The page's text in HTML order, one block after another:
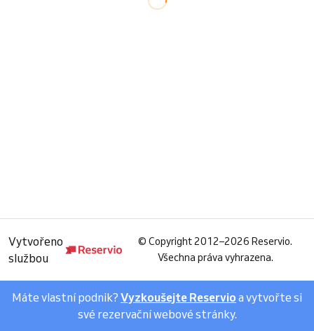
Vytvořeno
službou
© Copyright 2012–2026 Reservio.
Všechna práva vyhrazena.
Máte vlastní podnik? Vyzkoušejte Reservio a vytvořte si
své rezervační webové stránky.